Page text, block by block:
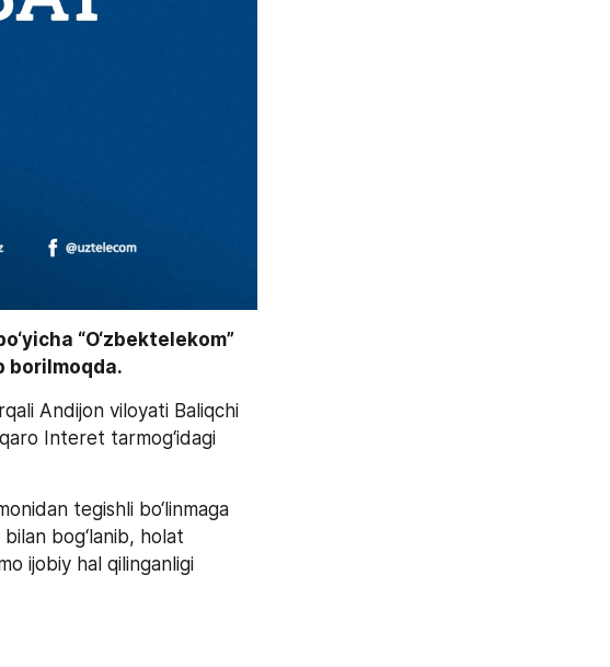
“O‘zbektelekom”
borilmoqda.
Andijon viloyati Baliqchi
Interet tarmog‘idagi
tegishli bo‘linmaga
bilan bog‘lanib, holat
ijobiy hal qilinganligi